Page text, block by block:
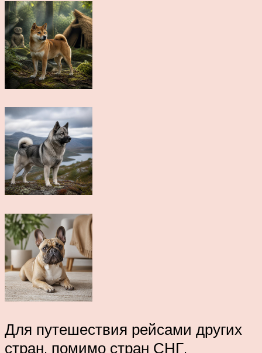
Для путешествия рейсами других
стран, помимо стран СНГ,